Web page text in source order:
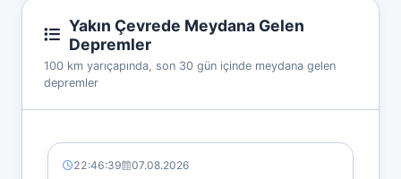
Yakın Çevrede Meydana Gelen
Depremler
100 km yarıçapında, son 30 gün içinde meydana gelen
depremler
22:46:39 07.08.2026